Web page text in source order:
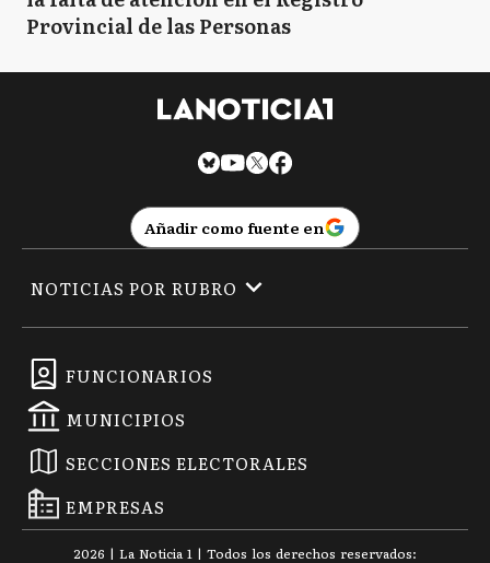
Provincial de las Personas
Añadir como fuente en
FUNCIONARIOS
MUNICIPIOS
SECCIONES ELECTORALES
EMPRESAS
NOTICIAS POR RUBRO
2026 | La Noticia 1 | Todos los derechos reservados: